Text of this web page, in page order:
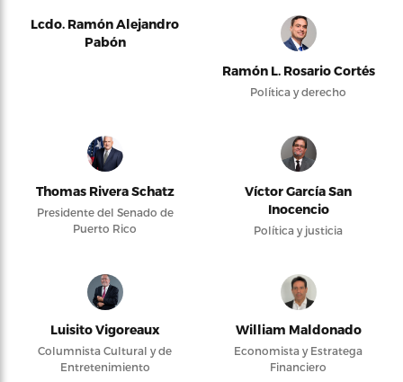
Lcdo. Ramón Alejandro
Pabón
Ramón L. Rosario Cortés
Política y derecho
Thomas Rivera Schatz
Presidente del Senado de
Puerto Rico
Víctor García San
Inocencio
Política y justicia
Luisito Vigoreaux
Columnista Cultural y de
Entretenimiento
William Maldonado
Economista y Estratega
Financiero